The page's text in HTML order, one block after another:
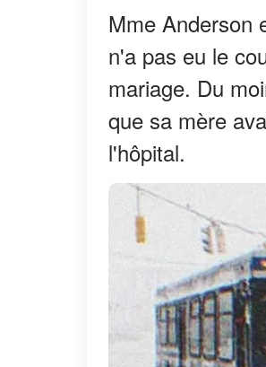
Mme Anderson
n'a pas eu le
mariage. Du
que sa mère
l'hôpital.